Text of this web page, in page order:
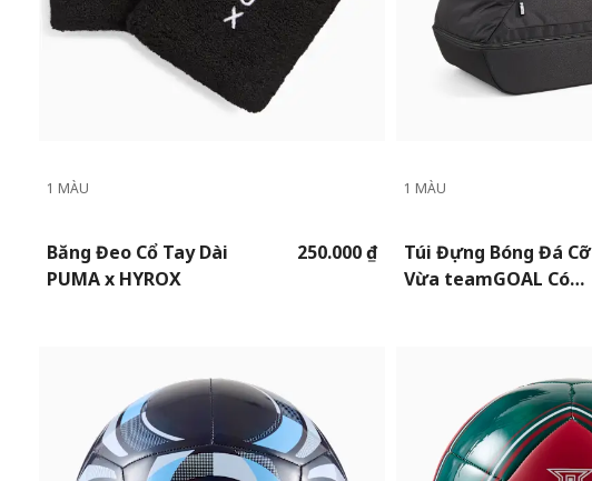
1 MÀU
Băng Đeo Cổ Tay Dài
PUMA x HYROX
250.000 ₫
1 MÀU
Túi Đựng Bóng Đá Cỡ
Vừa teamGOAL Có